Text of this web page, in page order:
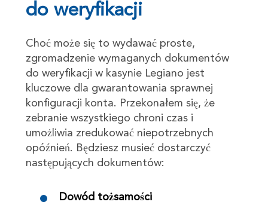
do weryfikacji
Choć może się to wydawać proste,
zgromadzenie wymaganych dokumentów
do weryfikacji w kasynie Legiano jest
kluczowe dla gwarantowania sprawnej
konfiguracji konta. Przekonałem się, że
zebranie wszystkiego chroni czas i
umożliwia zredukować niepotrzebnych
opóźnień. Będziesz musieć dostarczyć
następujących dokumentów:
Dowód tożsamości